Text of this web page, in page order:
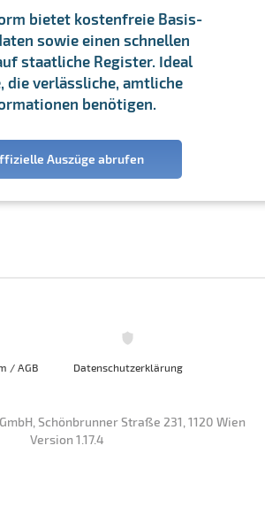
bietet kostenfreie Basis-
sowie einen schnellen
staatliche Register. Ideal
die verlässliche, amtliche
benötigen.
Auszüge abrufen
/ AGB Datenschutzerklärung
Schönbrunner Straße 231, 1120 Wien
Version 1.17.4